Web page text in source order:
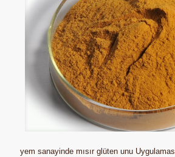
yem sanayinde mısır glüten unu